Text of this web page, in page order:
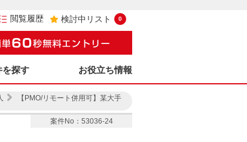
閲覧履歴 検討中リスト 0
を探す お役立ち情報
【PMO/リモート併用可】某大手
案件No：53036-24